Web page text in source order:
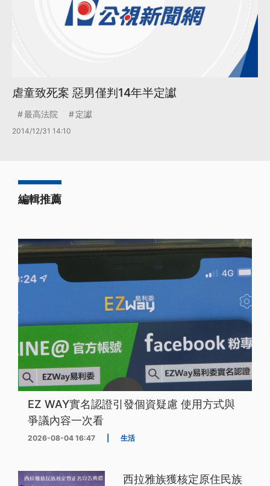
虐童致死案 惡男僅判14年半定讞
最高法院 定讞
2014/12/31 14:10
編輯推薦
EZ WAY實名認證引發個資疑慮 使用方式與
爭議內容一次看
2026-08-04 16:47 生活
西拉雅族獲核定原住民族